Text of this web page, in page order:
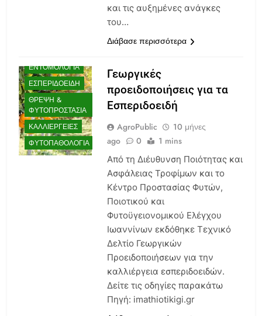
και τις αυξημένες ανάγκες
του…
Διάβασε περισσότερα
ΕΝΤΟΜΟΛΟΓΊΑ
ΕΣΠΕΡΙΔΟΕΙΔΉ
ΘΡΕΨΗ &
ΦΥΤΟΠΡΟΣΤΑΣΊΑ
ΚΑΛΛΙΈΡΓΕΙΕΣ
ΦΥΤΟΠΑΘΟΛΟΓΊΑ
Γεωργικές
προειδοποιήσεις για τα
Εσπεριδοειδή
AgroPublic
10 μήνες
ago
0 1 mins
Από τη Διέυθυνση Ποιότητας και
Ασφάλειας Τροφίμων και το
Κέντρο Προστασίας Φυτών,
Ποιοτικού και
Φυτοϋγειονομικού Ελέγχου
Ιωαννίνων εκδόθηκε Τεχνικό
Δελτίο Γεωργικών
Προειδοποιήσεων για την
καλλιέργεια εσπεριδοειδών.
Δείτε τις οδηγίες παρακάτω
Πηγή: imathiotikigi.gr